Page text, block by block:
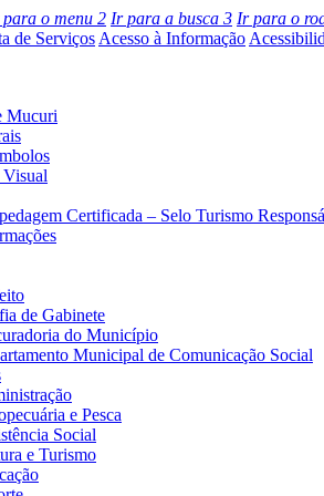
o menu 2 Ir para a busca 3 Ir para o
de Serviços Acesso à Informação
Mucuri
Certificada – Selo Turismo
de Gabinete
do Município
Municipal de Comunicação Social
e Pesca
Social
e Turismo